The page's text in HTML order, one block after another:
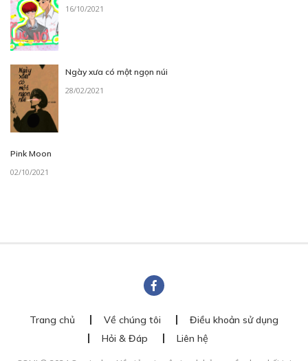
16/10/2021
Ngày xưa có một ngọn núi
28/02/2021
Pink Moon
02/10/2021
Trang chủ Về chúng tôi
Điều khoản sử dụng
Hỏi & Đáp
Liên hệ